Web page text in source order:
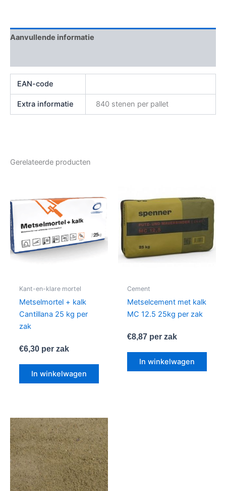
Aanvullende informatie
EAN-code
Extra informatie 840 stenen per pallet
Gerelateerde producten
Kant-en-klare mortel
Metselmortel + kalk
Cantillana 25 kg per
zak
€6,30per zak
In winkelwagen
Cement
Metselcement met kalk
MC 12.5 25kg per zak
€8,87per zak
In winkelwagen